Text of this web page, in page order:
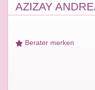
AZIZAY
Berater merken